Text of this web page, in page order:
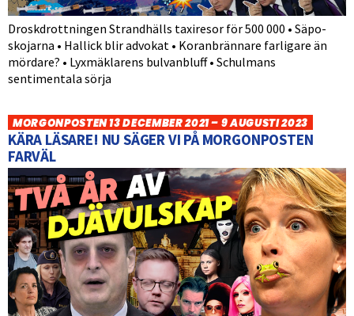
Droskdrottningen Strandhälls taxiresor för 500 000 • Säpo-
skojarna • Hallick blir advokat • Koranbrännare farligare än
mördare? • Lyxmäklarens bulvanbluff • Schulmans
sentimentala sörja
MORGONPOSTEN 13 DECEMBER 2021 – 9 AUGUSTI 2023
KÄRA LÄSARE! NU SÄGER VI PÅ MORGONPOSTEN
FARVÄL